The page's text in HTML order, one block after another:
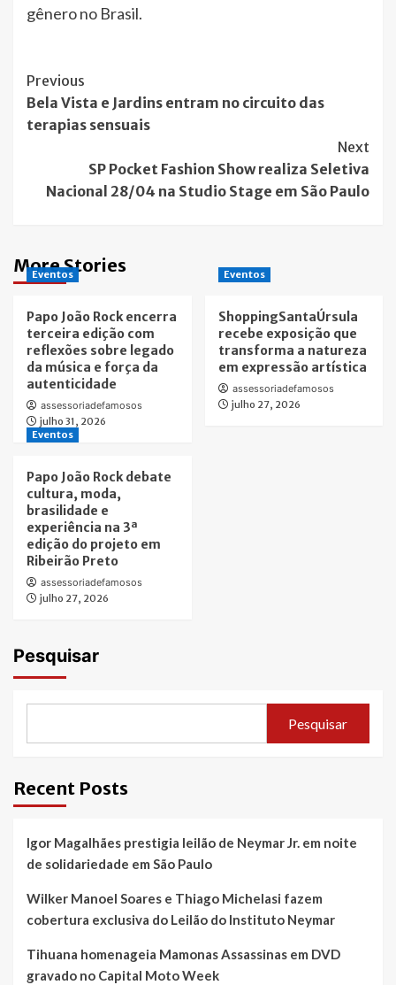
gênero no Brasil.
Post
Navigation
Previous
Bela Vista e Jardins entram no circuito das
terapias sensuais
Next
SP Pocket Fashion Show realiza Seletiva
Nacional 28/04 na Studio Stage em São Paulo
More Stories
Eventos
Papo João Rock encerra
terceira edição com
reflexões sobre legado
da música e força da
autenticidade
assessoriadefamosos
julho 31, 2026
Eventos
ShoppingSantaÚrsula
recebe exposição que
transforma a natureza
em expressão artística
assessoriadefamosos
julho 27, 2026
Eventos
Papo João Rock debate
cultura, moda,
brasilidade e
experiência na 3ª
edição do projeto em
Ribeirão Preto
assessoriadefamosos
julho 27, 2026
Pesquisar
Pesquisar
Recent Posts
Igor Magalhães prestigia leilão de Neymar Jr. em noite
de solidariedade em São Paulo
Wilker Manoel Soares e Thiago Michelasi fazem
cobertura exclusiva do Leilão do Instituto Neymar
Tihuana homenageia Mamonas Assassinas em DVD
gravado no Capital Moto Week